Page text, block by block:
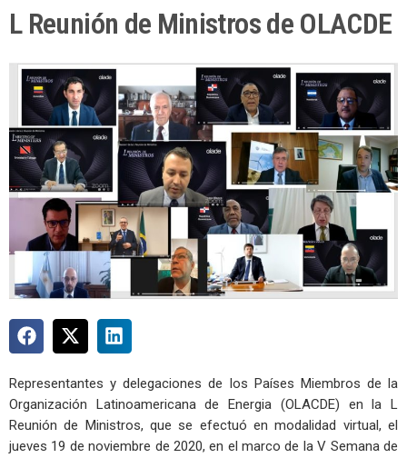
L Reunión de Ministros de OLACDE
Representantes y delegaciones de los Países Miembros de la
Organización Latinoamericana de Energia (OLACDE) en la L
Reunión de Ministros, que se efectuó en modalidad virtual, el
jueves 19 de noviembre de 2020, en el marco de la V Semana de